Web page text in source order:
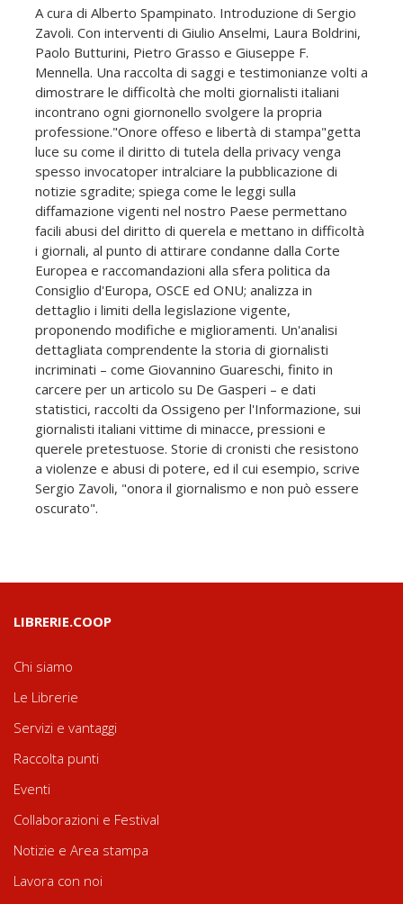
A cura di Alberto Spampinato. Introduzione di Sergio
Zavoli. Con interventi di Giulio Anselmi, Laura Boldrini,
Paolo Butturini, Pietro Grasso e Giuseppe F.
Mennella. Una raccolta di saggi e testimonianze volti a
dimostrare le difficoltà che molti giornalisti italiani
incontrano ogni giornonello svolgere la propria
professione."Onore offeso e libertà di stampa"getta
luce su come il diritto di tutela della privacy venga
spesso invocatoper intralciare la pubblicazione di
notizie sgradite; spiega come le leggi sulla
diffamazione vigenti nel nostro Paese permettano
facili abusi del diritto di querela e mettano in difficoltà
i giornali, al punto di attirare condanne dalla Corte
Europea e raccomandazioni alla sfera politica da
Consiglio d'Europa, OSCE ed ONU; analizza in
dettaglio i limiti della legislazione vigente,
proponendo modifiche e miglioramenti. Un'analisi
dettagliata comprendente la storia di giornalisti
incriminati – come Giovannino Guareschi, finito in
carcere per un articolo su De Gasperi – e dati
statistici, raccolti da Ossigeno per l'Informazione, sui
giornalisti italiani vittime di minacce, pressioni e
querele pretestuose. Storie di cronisti che resistono
a violenze e abusi di potere, ed il cui esempio, scrive
Sergio Zavoli, "onora il giornalismo e non può essere
oscurato".
LIBRERIE.COOP
Chi siamo
Le Librerie
Servizi e vantaggi
Raccolta punti
Eventi
Collaborazioni e Festival
Notizie e Area stampa
Lavora con noi